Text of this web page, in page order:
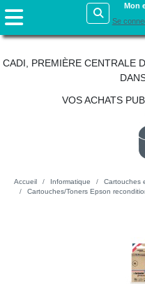
Mon
Se
CADI, PREMIÈRE CENTRALE
VOS ACHATS
Accueil Informatique Cartouches
Cartouches/Toners Epson